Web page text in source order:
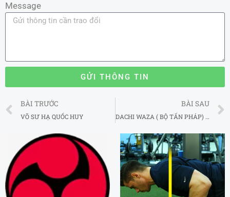
Message
GỬI THÔNG TIN
Prev
BÀI TRƯỚC
VÕ SƯ HẠ QUỐC HUY
BÀI SAU
DACHI WAZA ( BỘ TẤN PHÁP) – PHẦN I